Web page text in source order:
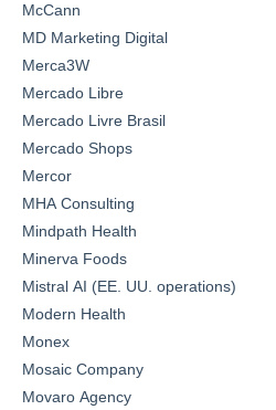
McCann
MD Marketing Digital
Merca3W
Mercado Libre
Mercado Livre Brasil
Mercado Shops
Mercor
MHA Consulting
Mindpath Health
Minerva Foods
Mistral AI (EE. UU. operations)
Modern Health
Monex
Mosaic Company
Movaro Agency